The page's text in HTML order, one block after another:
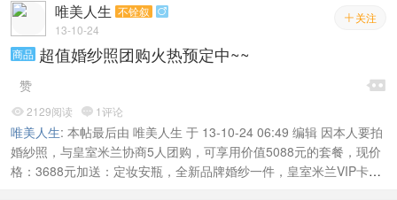
 关注
唯美人生 不铨叙 
13-10-24
商品 超值婚纱照团购火热预定中~~

赞
 2129阅读  1评论
唯美人生: 本帖最后由 唯美人生 于 13-10-24 06:49 编辑 因本人要拍
婚紗照，与皇室米兰协商5人团购，可享用价值5088元的套餐，现价
格：3688元加送：定妆安瓶，全新品牌婚纱一件，皇室米兰VIP卡一